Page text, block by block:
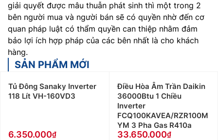
giải quyết được mâu thuẫn phát sinh thì một trong 2
bên người mua và người bán sẽ có quyền nhờ đến cơ
quan pháp luật có thẩm quyền can thiệp nhằm đảm
bảo lợi ích hợp pháp của các bên nhất là cho khách
hàng.
SẢN PHẨM MỚI
Tủ Đông Sanaky Inverter
118 Lít VH-160VD3
6.350.000
Điều Hòa Âm Trần Daikin
36000Btu 1 Chiều
Inverter
FCQ100KAVEA/RZR100M
YM 3 Pha Gas R410a
33.650.000